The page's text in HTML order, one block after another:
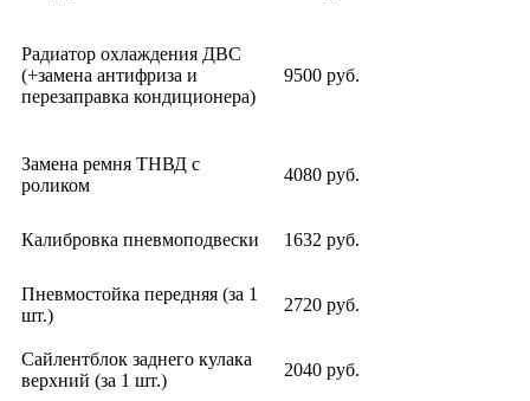
Радиатор охлаждения ДВС
(+замена антифриза и
перезаправка кондиционера)
9500 руб.
Замена ремня ТНВД с
роликом
4080 руб.
Калибровка пневмоподвески 1632 руб.
Пневмостойка передняя (за 1
шт.)
2720 руб.
Сайлентблок заднего кулака
верхний (за 1 шт.)
2040 руб.